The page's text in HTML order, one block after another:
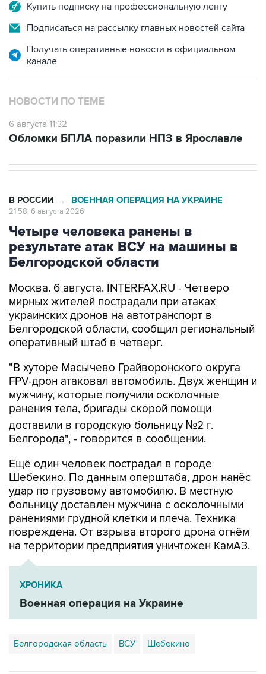
Купить подписку на профессиональную ленту
Подписаться на рассылку главных новостей сайта
Получать оперативные новости в официальном
канале
НОВОСТИ ПО ТЕМЕ
6 августа 11:32
Обломки БПЛА поразили НПЗ в Ярославле
В РОССИИ → ВОЕННАЯ ОПЕРАЦИЯ НА УКРАИНЕ
21:58, 6 августа 2026
Четыре человека ранены в
результате атак ВСУ на машины в
Белгородской области
Москва. 6 августа. INTERFAX.RU - Четверо
мирных жителей пострадали при атаках
украинских дронов на автотранспорт в
Белгородской области, сообщил региональный
оперативный штаб в четверг.
"В хуторе Масычево Грайворонского округа
FPV-дрон атаковал автомобиль. Двух женщин и
мужчину, которые получили осколочные
ранения тела, бригады скорой помощи
доставили в городскую больницу №2 г.
Белгорода", - говорится в сообщении.
Ещё один человек пострадал в городе
Шебекино. По данным оперштаба, дрон нанёс
удар по грузовому автомобилю. В местную
больницу доставлен мужчина с осколочными
ранениями грудной клетки и плеча. Техника
повреждена. От взрыва второго дрона огнём
на территории предприятия уничтожен КамАЗ.
ХРОНИКА
Военная операция на Украине
Белгородская область ВСУ Шебекино